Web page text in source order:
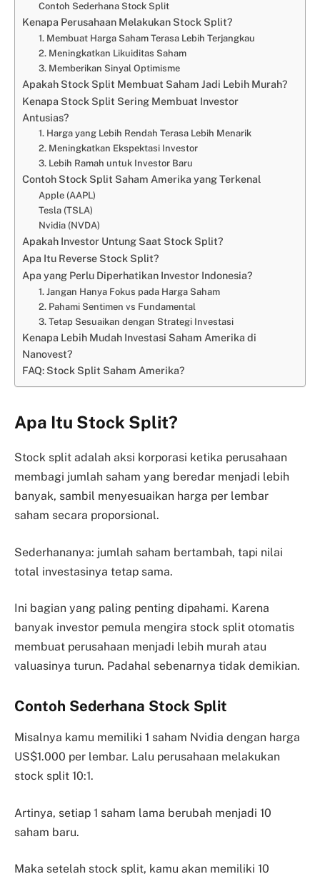
Contoh Sederhana Stock Split
Kenapa Perusahaan Melakukan Stock Split?
1. Membuat Harga Saham Terasa Lebih Terjangkau
2. Meningkatkan Likuiditas Saham
3. Memberikan Sinyal Optimisme
Apakah Stock Split Membuat Saham Jadi Lebih Murah?
Kenapa Stock Split Sering Membuat Investor
Antusias?
1. Harga yang Lebih Rendah Terasa Lebih Menarik
2. Meningkatkan Ekspektasi Investor
3. Lebih Ramah untuk Investor Baru
Contoh Stock Split Saham Amerika yang Terkenal
Apple (AAPL)
Tesla (TSLA)
Nvidia (NVDA)
Apakah Investor Untung Saat Stock Split?
Apa Itu Reverse Stock Split?
Apa yang Perlu Diperhatikan Investor Indonesia?
1. Jangan Hanya Fokus pada Harga Saham
2. Pahami Sentimen vs Fundamental
3. Tetap Sesuaikan dengan Strategi Investasi
Kenapa Lebih Mudah Investasi Saham Amerika di
Nanovest?
FAQ: Stock Split Saham Amerika?
Apa Itu Stock Split?
Stock split adalah aksi korporasi ketika perusahaan
membagi jumlah saham yang beredar menjadi lebih
banyak, sambil menyesuaikan harga per lembar
saham secara proporsional.
Sederhananya: jumlah saham bertambah, tapi nilai
total investasinya tetap sama.
Ini bagian yang paling penting dipahami. Karena
banyak investor pemula mengira stock split otomatis
membuat perusahaan menjadi lebih murah atau
valuasinya turun. Padahal sebenarnya tidak demikian.
Contoh Sederhana Stock Split
Misalnya kamu memiliki 1 saham Nvidia dengan harga
US$1.000 per lembar. Lalu perusahaan melakukan
stock split 10:1.
Artinya, setiap 1 saham lama berubah menjadi 10
saham baru.
Maka setelah stock split, kamu akan memiliki 10